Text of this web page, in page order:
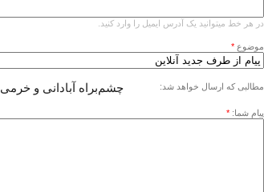
در هر خط میتوانید یک آدرس ایمیل را وارد کنید.
موضوع *
مطالبی که ارسال خواهد شد: چشم‌براه آبادانی و خرمی
پیام شما: *